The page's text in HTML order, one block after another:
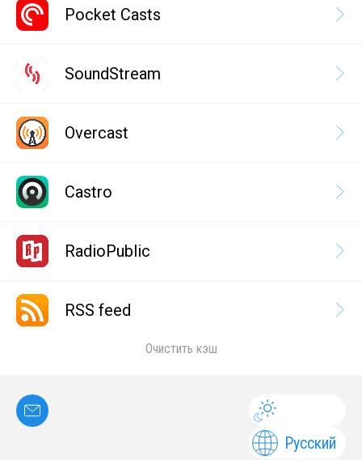
Pocket Casts
SoundStream
Overcast
Castro
RadioPublic
RSS feed
Очистить кэш
Русский